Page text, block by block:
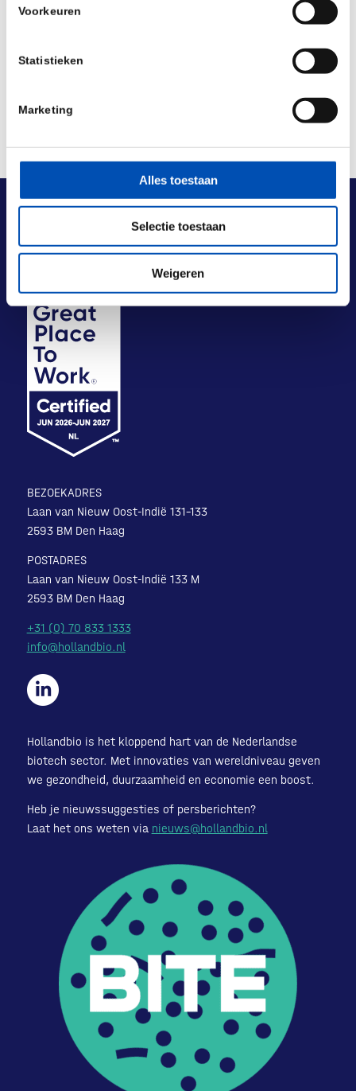
Voorkeuren
Statistieken
Marketing
Alles toestaan
Selectie toestaan
Weigeren
BEZOEKADRES
Laan van Nieuw Oost-Indië 131-133
2593 BM Den Haag
POSTADRES
Laan van Nieuw Oost-Indië 133 M
2593 BM Den Haag
+31 (0) 70 833 1333
info@hollandbio.nl
Hollandbio is het kloppend hart van de Nederlandse
biotech sector. Met innovaties van wereldniveau geven
we gezondheid, duurzaamheid en economie een boost.
Heb je nieuwssuggesties of persberichten?
Laat het ons weten via nieuws@hollandbio.nl